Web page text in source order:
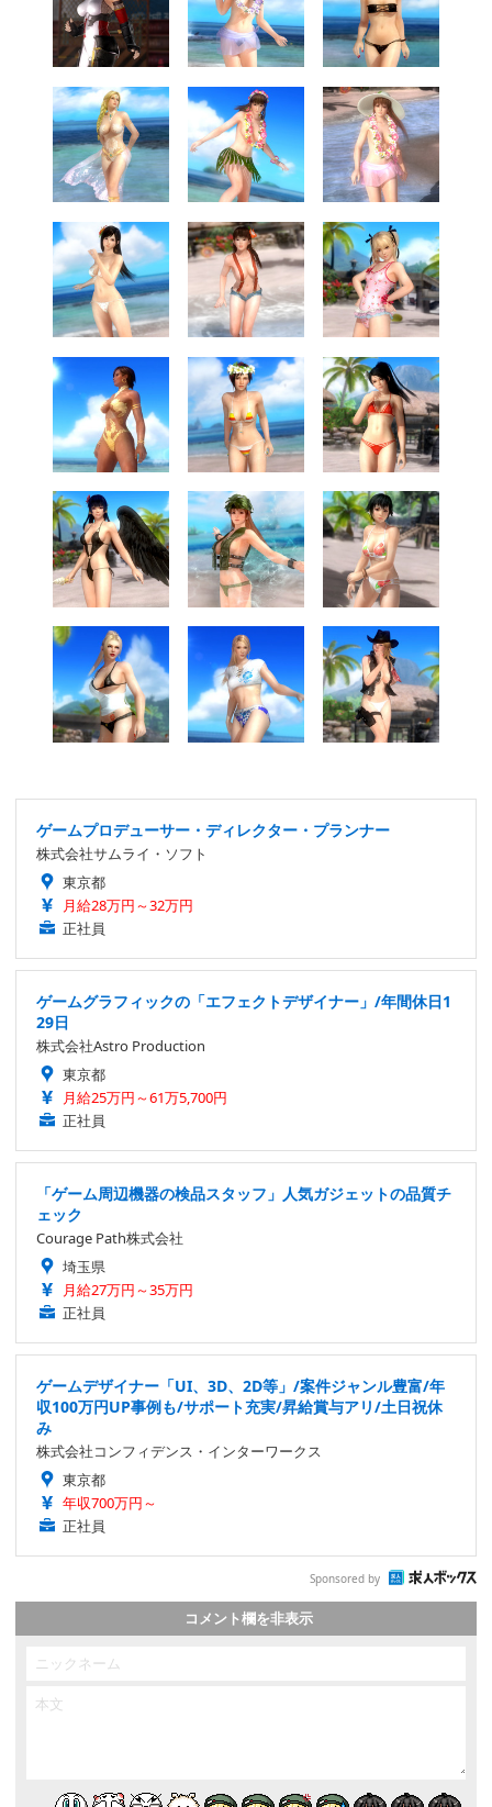
ゲームプロデューサー・ディレクター・プランナー
株式会社サムライ・ソフト
東京都
月給28万円～32万円
正社員
ゲームグラフィックの「エフェクトデザイナー」/年間休日1
29日
株式会社Astro Production
東京都
月給25万円～61万5,700円
正社員
「ゲーム周辺機器の検品スタッフ」人気ガジェットの品質チ
ェック
Courage Path株式会社
埼玉県
月給27万円～35万円
正社員
ゲームデザイナー「UI、3D、2D等」/案件ジャンル豊富/年
収100万円UP事例も/サポート充実/昇給賞与アリ/土日祝休
み
株式会社コンフィデンス・インターワークス
東京都
年収700万円～
正社員
Sponsored by
コメント欄を非表示